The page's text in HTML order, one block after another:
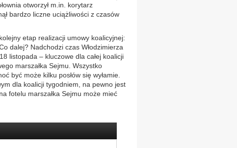
otworzył m.in. korytarz
bardzo liczne uciążliwości z czasów
etap realizacji umowy koalicyjnej:
dalej? Nadchodzi czas Włodzimierza
listopada – kluczowe dla całej koalicji
marszałka Sejmu. Wszystko
być może kilku posłów się wyłamie.
dla koalicji tygodniem, na pewno jest
fotelu marszałka Sejmu może mieć